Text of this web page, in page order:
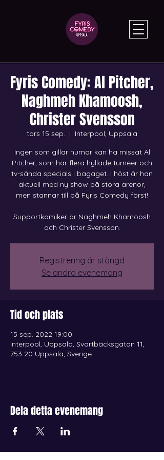
Fyris Comedy: Al Pitcher,
Naghmeh Khamoosh,
Christer Svensson
tors 15 sep.
  |
Interpool, Uppsala
Ingen som gillar humor kan ha missat Al
Pitcher, som har flera hyllade turnéer och
tv-sända specials i bagaget. I höst är han
aktuell med ny show på stora arenor,
men stannar till på Fyris Comedy först!
Supportkomiker är Naghmeh Khamoosh
och Christer Svensson.
Registrering är stängd
Se andra evenemang
Tid och plats
15 sep. 2022 19:00
Interpool, Uppsala, Svartbäcksgatan 11,
753 20 Uppsala, Sverige
Dela detta evenemang